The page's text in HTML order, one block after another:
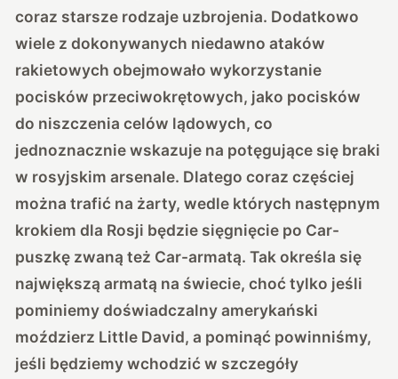
coraz starsze rodzaje uzbrojenia. Dodatkowo
wiele z dokonywanych niedawno ataków
rakietowych obejmowało wykorzystanie
pocisków przeciwokrętowych, jako pocisków
do niszczenia celów lądowych, co
jednoznacznie wskazuje na potęgujące się braki
w rosyjskim arsenale. Dlatego coraz częściej
można trafić na żarty, wedle których następnym
krokiem dla Rosji będzie sięgnięcie po Car-
puszkę zwaną też Car-armatą. Tak określa się
największą armatą na świecie, choć tylko jeśli
pominiemy doświadczalny amerykański
moździerz Little David, a pominąć powinniśmy,
jeśli będziemy wchodzić w szczegóły